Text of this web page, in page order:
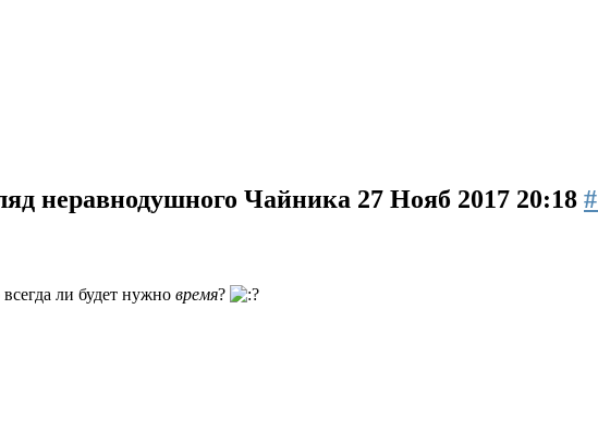
неравнодушного Чайника 27 Нояб 2017 20:18
ли будет нужно время?